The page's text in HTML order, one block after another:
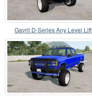
Gavril D-Series Any Level Lift